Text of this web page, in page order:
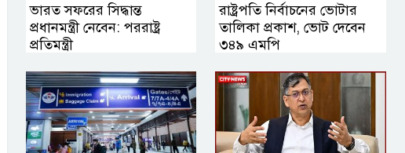
ভারত সফরের সিদ্ধান্ত
প্রধানমন্ত্রী নেবেন: পররাষ্ট্র
প্রতিমন্ত্রী
রাষ্ট্রপতি নির্বাচনের ভোটার
তালিকা প্রকাশ, ভোট দেবেন
৩৪৯ এমপি